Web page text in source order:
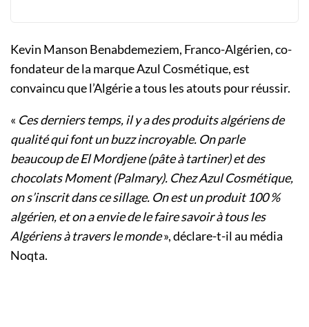
Kevin Manson Benabdemeziem, Franco-Algérien, co-
fondateur de la marque Azul Cosmétique, est
convaincu que l’Algérie a tous les atouts pour réussir.
« Ces derniers temps, il y a des produits algériens de
qualité qui font un buzz incroyable. On parle
beaucoup de El Mordjene (pâte à tartiner) et des
chocolats Moment (Palmary). Chez Azul Cosmétique,
on s’inscrit dans ce sillage. On est un produit 100 %
algérien, et on a envie de le faire savoir à tous les
Algériens à travers le monde», déclare-t-il au média
Noqta.